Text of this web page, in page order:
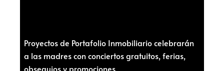
Proyectos de Portafolio Inmobiliario celebrarán
a las madres con conciertos gratuitos, ferias,
obsequios y promociones